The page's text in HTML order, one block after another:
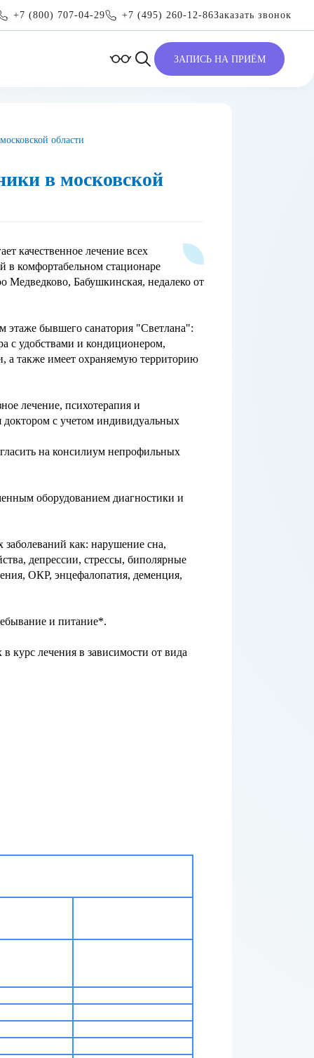
+7 (800) 707-04-29 +7 (495) 260-12-86Заказать звонок
ЗАПИСЬ НА ПРИЁМ
области
в московской
качественное лечение всех
в комфортабельном стационаре
Медведково, Бабушкинская, недалеко от
этаже бывшего санатория "Светлана":
с удобствами и кондиционером,
а также имеет охраняемую территорию
лечение, психотерапия и
с учетом индивидуальных
на консилиум непрофильных
оборудованием диагностики и
как: нарушение сна,
депрессии, стрессы, биполярные
ОКР, энцефалопатия, деменция,
и питание*.
курс лечения в зависимости от вида